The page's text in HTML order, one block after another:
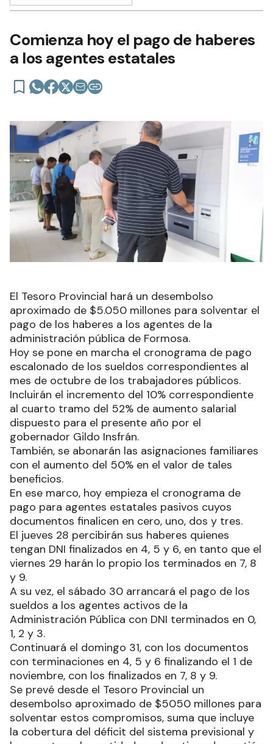
Comienza hoy el pago de haberes
a los agentes estatales
El Tesoro Provincial hará un desembolso
aproximado de $5.050 millones para solventar el
pago de los haberes a los agentes de la
administración pública de Formosa.
Hoy se pone en marcha el cronograma de pago
escalonado de los sueldos correspondientes al
mes de octubre de los trabajadores públicos.
Incluirán el incremento del 10% correspondiente
al cuarto tramo del 52% de aumento salarial
dispuesto para el presente año por el
gobernador Gildo Insfrán.
También, se abonarán las asignaciones familiares
con el aumento del 50% en el valor de tales
beneficios.
En ese marco, hoy empieza el cronograma de
pago para agentes estatales pasivos cuyos
documentos finalicen en cero, uno, dos y tres.
El jueves 28 percibirán sus haberes quienes
tengan DNI finalizados en 4, 5 y 6, en tanto que el
viernes 29 harán lo propio los terminados en 7, 8
y 9.
A su vez, el sábado 30 arrancará el pago de los
sueldos a los agentes activos de la
Administración Pública con DNI terminados en 0,
1, 2 y 3.
Continuará el domingo 31, con los documentos
con terminaciones en 4, 5 y 6 finalizando el 1 de
noviembre, con los finalizados en 7, 8 y 9.
Se prevé desde el Tesoro Provincial un
desembolso aproximado de $5050 millones para
solventar estos compromisos, suma que incluye
la cobertura del déficit del sistema previsional y